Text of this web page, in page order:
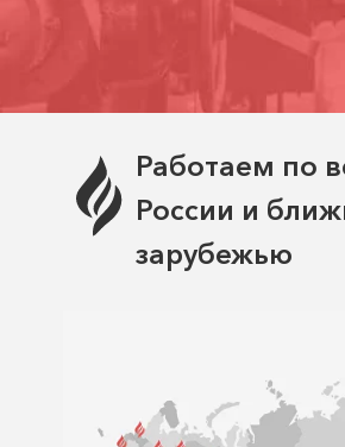
Работаем по
России и
зарубежью